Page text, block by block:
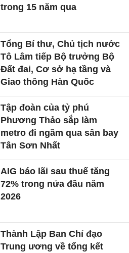
trong 15 năm qua
Tổng Bí thư, Chủ tịch nước
Tô Lâm tiếp Bộ trưởng Bộ
Đất đai, Cơ sở hạ tầng và
Giao thông Hàn Quốc
Tập đoàn của tỷ phú
Phương Thảo sắp làm
metro đi ngầm qua sân bay
Tân Sơn Nhất
AIG báo lãi sau thuế tăng
72% trong nửa đầu năm
2026
Thành Lập Ban Chỉ đạo
Trung ương về tổng kết